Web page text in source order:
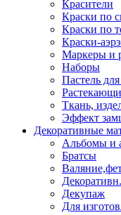
Красители
Краски по
Краски по
Краски-
Маркеры и
Наборы
Пастель
Ткань,
Эффект
Декоративные
Альбомы и
Братсы
Декупаж
Для